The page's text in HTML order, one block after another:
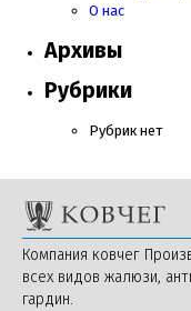
О нас
Архивы
Рубрики
Рубрик нет
Компания ковчег
всех видов жалюзи,
гардин.